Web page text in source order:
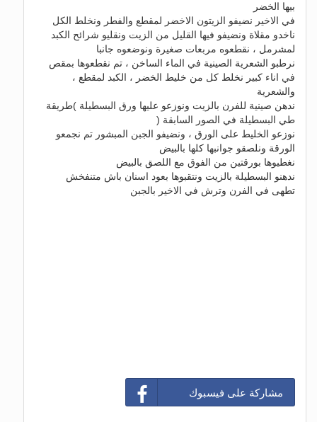
بيها الخضر
في الاخير نضيفو الزيتون الاخضر لمقطع والفطر ونخلط الكل
ناخدو مقلاة ونضيفو فيها القليل من الزيت ونقليو شرائح الكبد
لمشرمل ، نقطعوه مربعات صغيرة ونوضعوه جانبا
نرطبو الشعرية الصينية في الماء الساخن ، تم نقطعوها بمقص
في اناء كبير نخلط كل من خليط الخضر ، الكبد لمقطع ،
والشعرية
ندهن صينية للفرن بالزيت ونوزعو عليها ورق البسطيلة )طريقة
طي البسطيلة في الصور السابقة (
نوزعو الخليط على الورق ، ونضيفو الجبن المبشور تم نجمعو
الورقة ونلصقو جوانبها كلها بالبيض
نغطيوها بورقتين من الفوق مع اللصق بالبيض
ندهنو البسطيلة بالزيت ونتقبوها بعود اسنان باش متنفخش
تطهى في الفرن وترش في الاخير بالجبن
مشاركة على فيسبوك